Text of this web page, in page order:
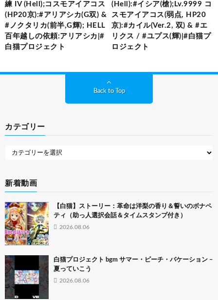
練 IV (Hell);コスモアイアコス
(HP20京):#アリアシカ(G双) &
#ノクタリカ(前半,G輝); HELL
百年越しの依頼:アリアシカ|#
白猫プロジェクト
(Hell):#イシア(槍);Lv.9999 コ
スモアイアコス(弱点, HP20
京):#カイル(Ver.2, 双) & #エ
リクス / #ユプス(輝)|#白猫プ
ロジェクト
Back to Top
カテゴリー
新着動画
【白猫】ストーリー：革命は洋梨の香り＆誓いのボナペ
ティ（助っ人選択会話＆タイムスタンプ付き）
2026.08.06
白猫プロジェクト bgm サマー・ピーチ・バケーション –
夏っていこう
2026.08.06